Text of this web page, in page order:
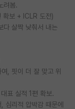
려봄.
확보 + ICLR 도전)
다 살짝 낮춰서 내는
, 핏이 더 잘 맞고 위
표 실적 1편 확보.
심리적 압박감 때문에